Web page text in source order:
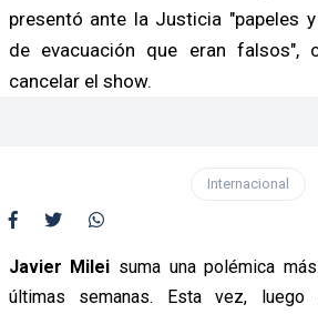
presentó ante la Justicia "papeles
de evacuación que eran falsos",
cancelar el show.
Internacional
Javier Milei suma una polémica
últimas semanas. Esta vez,